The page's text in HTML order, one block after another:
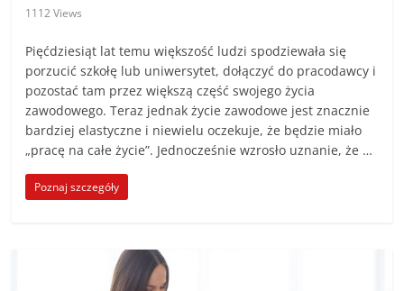
1112 Views
Pięćdziesiąt lat temu większość ludzi spodziewała się
porzucić szkołę lub uniwersytet, dołączyć do pracodawcy i
pozostać tam przez większą część swojego życia
zawodowego. Teraz jednak życie zawodowe jest znacznie
bardziej elastyczne i niewielu oczekuje, że będzie miało
„pracę na całe życie”. Jednocześnie wzrosło uznanie, że …
Poznaj szczegóły